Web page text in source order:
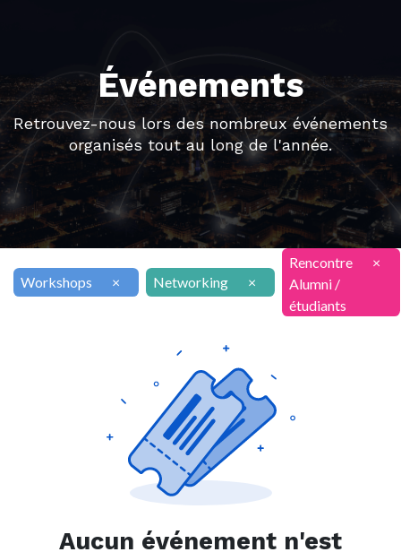
Événements
Retrouvez-nous lors des nombreux événements
organisés tout au long de l'année.
Workshops × Networking ×
Rencontre
Alumni /
étudiants
×
Aucun événement n'est